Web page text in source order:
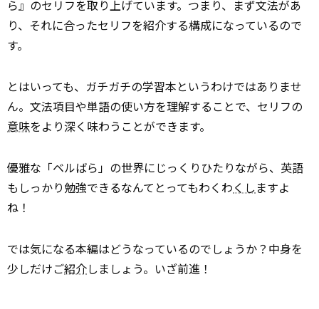
ら』のセリフを取り上げています。つまり、まず文法があ
り、それに合ったセリフを紹介する構成になっているので
す。
とはいっても、ガチガチの学習本というわけではありませ
ん。文法項目や単語の使い方を理解することで、セリフの
意味をより深く味わうことができます。
優雅な「ベルばら」の世界にじっくりひたりながら、英語
もしっかり勉強できるなんてとってもわくわくし ますよ
ね！
では気になる本編はどうなっているのでしょうか？中身を
少しだけご紹介しましょう。いざ前進！